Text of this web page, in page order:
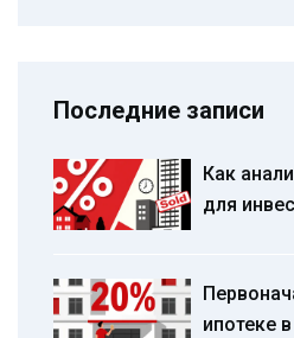
Последние записи
Как
для
ипотеке